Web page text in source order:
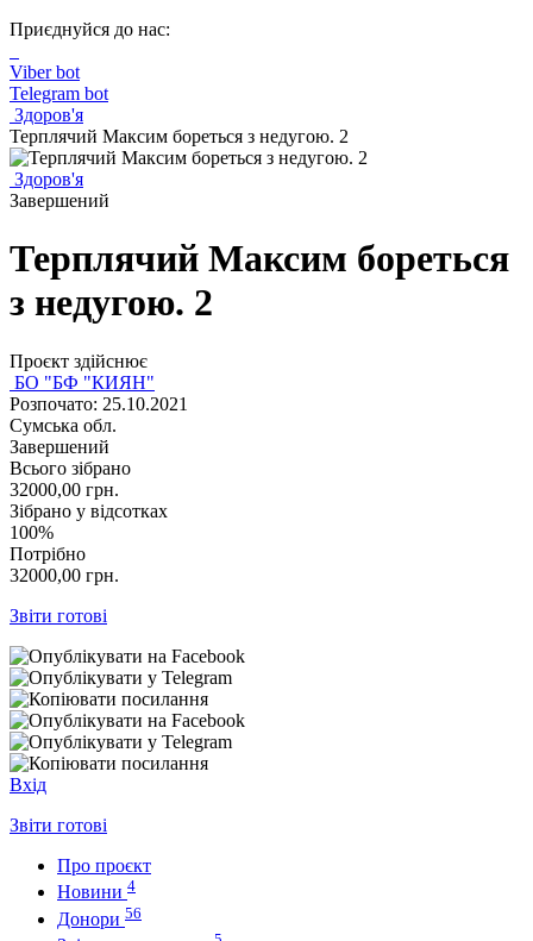
Приєднуйся до нас:
Viber bot
Telegram bot
Здоров'я
Терплячий Максим бореться з недугою. 2
Здоров'я
Завершений
Терплячий Максим бореться
з недугою. 2
Проєкт здійснює
БО "БФ "КИЯН"
Розпочато: 25.10.2021
Сумська обл.
Завершений
Всього зібрано
32000,00 грн.
Зібрано у відсотках
100%
Потрібно
32000,00 грн.
Звіти готові
Вхід
Звіти готові
Про проєкт
Новини 4
Донори 56